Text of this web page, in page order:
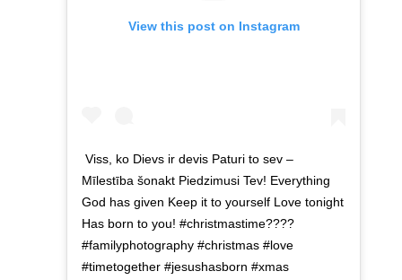
View this post on Instagram
Viss, ko Dievs ir devis Paturi to sev –
Mīlestība šonakt Piedzimusi Tev! Everything
God has given Keep it to yourself Love tonight
Has born to you! #christmastime????
#familyphotography #christmas #love
#timetogether #jesushasborn #xmas